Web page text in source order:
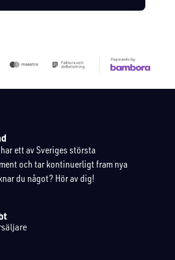
ett av Sveriges största
och tar kontinuerligt fram nya
du något? Hör av dig!